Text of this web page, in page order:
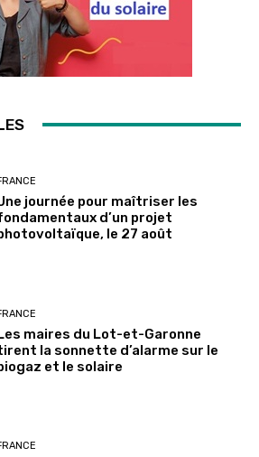
journée pour maîtriser les
d’un projet
le 27 août
maires du Lot-et-Garonne
la sonnette d’alarme sur le
et le solaire